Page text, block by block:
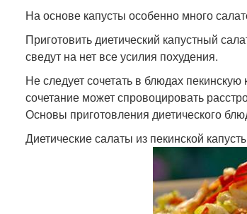
На основе капусты особенно много
Приготовить диетический капустный
сведут на нет все усилия похудения.
Не следует сочетать в блюдах
сочетание может спровоцировать
Основы приготовления диетического
Диетические салаты из пекинской